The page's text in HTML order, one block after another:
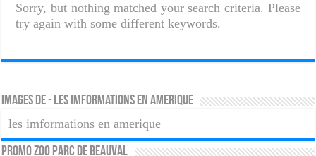
Sorry, but nothing matched your search criteria. Please
try again with some different keywords.
Images de - les imformations en amerique
les imformations en amerique
PROMO ZOO PARC DE BEAUVAL